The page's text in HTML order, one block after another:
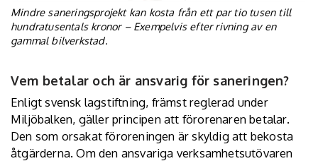
Mindre saneringsprojekt kan kosta från ett par tio tusen till
hundratusentals kronor – Exempelvis efter rivning av en
gammal bilverkstad.
Vem betalar och är ansvarig för saneringen?
Enligt svensk lagstiftning, främst reglerad under
Miljöbalken, gäller principen att förorenaren betalar.
Den som orsakat föroreningen är skyldig att bekosta
åtgärderna. Om den ansvariga verksamhetsutövaren